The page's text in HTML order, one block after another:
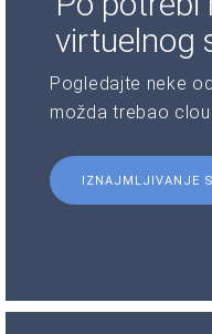
virtuelnog
Pogledajte neke
možda trebao
IZNAJMLJIVANJE